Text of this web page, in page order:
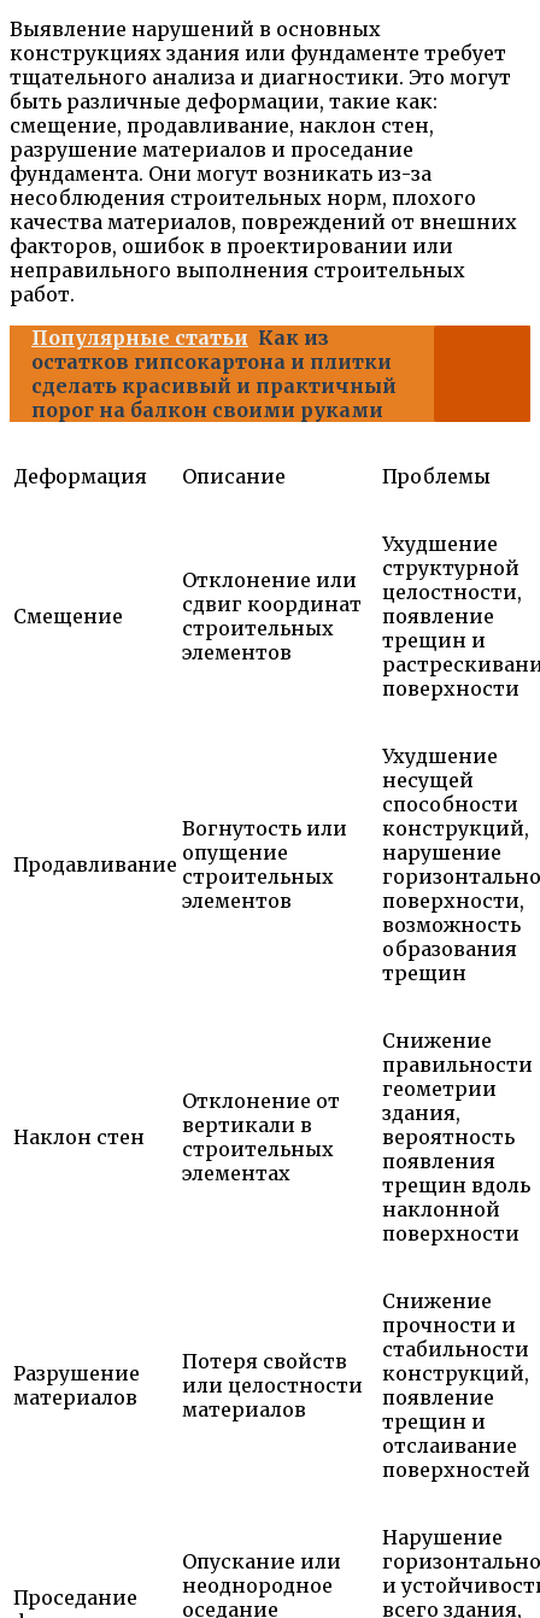
Выявление нарушений в основных
конструкциях здания или фундаменте требует
тщательного анализа и диагностики. Это могут
быть различные деформации, такие как:
смещение, продавливание, наклон стен,
разрушение материалов и проседание
фундамента. Они могут возникать из-за
несоблюдения строительных норм, плохого
качества материалов, повреждений от внешних
факторов, ошибок в проектировании или
неправильного выполнения строительных
работ.
Популярные статьи Как из
остатков гипсокартона и плитки
сделать красивый и практичный
порог на балкон своими руками
Деформация Описание Проблемы
Смещение
Отклонение или
сдвиг координат
строительных
элементов
Ухудшение
структурной
целостности,
появление
трещин и
поверхности
Продавливание
Вогнутость или
опущение
строительных
элементов
Ухудшение
несущей
способности
конструкций,
нарушение
поверхности,
возможность
образования
трещин
Наклон стен
Отклонение от
вертикали в
строительных
элементах
Снижение
правильности
геометрии
здания,
вероятность
появления
трещин вдоль
наклонной
поверхности
Разрушение
материалов
Потеря свойств
или целостности
материалов
Снижение
прочности и
стабильности
конструкций,
появление
трещин и
отслаивание
поверхностей
Проседание
Опускание или
неоднородное
оседание
Нарушение
и
всего здания,